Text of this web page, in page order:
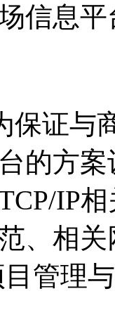
信息
证与商
的方
IP
、相
管理